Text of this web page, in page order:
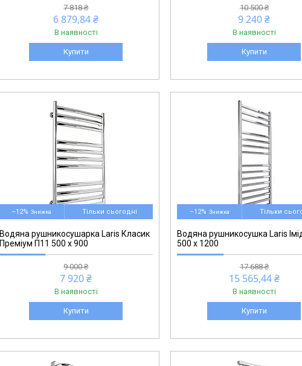
7 818 ₴
6 879,84 ₴
В наявності
Купити
10 500 ₴
9 240 ₴
В наявності
Купити
–12% Тільки сьогодні
Водяна рушникосушарка Laris Класик
Преміум П11 500 х 900
9 000 ₴
7 920 ₴
В наявності
Купити
71207686
–12% Тільки
Водяна рушникосушка Laris
500 x 1200
17 688 ₴
15 565,44 ₴
В наявності
Купити